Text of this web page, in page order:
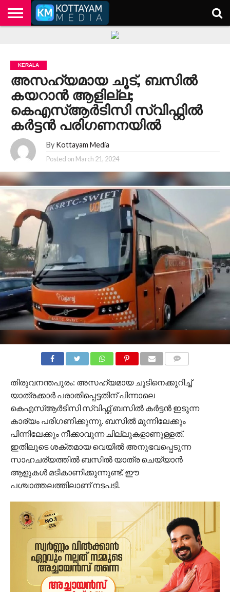
KERALA
അസഹ്യമായ ചൂട്, ബസില്‍
കയറാന്‍ ആളില്ല;
കെഎസ്ആർടിസി സ്വിഫ്റ്റില്‍
കർട്ടന്‍ പരിഗണനയില്‍
By Kottayam Media
Posted on March 21, 2024
തിരുവനന്തപുരം: അസഹ്യമായ ചൂടിനെക്കുറിച്ച്
യാത്രക്കാർ പരാതിപ്പെട്ടതിന് പിന്നാലെ
കെഎസ്ആർടിസി സ്വിഫ്റ്റ് ബസിൽ കർട്ടൻ ഇടുന്ന
കാര്യം പരി​ഗണിക്കുന്നു. ബസിൽ മുന്നിലേക്കും
പിന്നിലേക്കും നീക്കാവുന്ന ചില്ലുകളാണുള്ളത്.
ഇതിലൂടെ ശക്തമായ വെയിൽ അനുഭവപ്പെടുന്ന
സാഹചര്യത്തിൽ ബസിൽ യാത്ര ചെയ്യാൻ
ആളുകൾ മടികാണിക്കുന്നുണ്ട്. ഈ
പശ്ചാത്തലത്തിലാണ് നടപടി.